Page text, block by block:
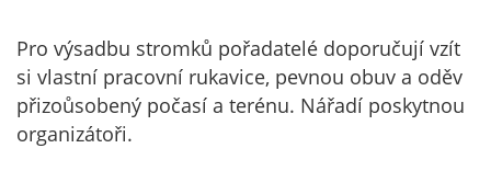
Pro výsadbu stromků pořadatelé doporučují vzít
si vlastní pracovní rukavice, pevnou obuv a oděv
přizoůsobený počasí a terénu. Nářadí poskytnou
organizátoři.